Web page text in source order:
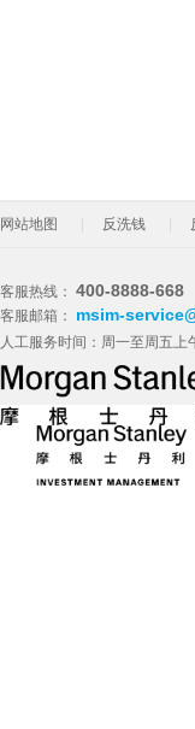
网站地图 反洗钱
客服热线： 400-8888-668
客服邮箱： msim-
人工服务时间：周一至周五上